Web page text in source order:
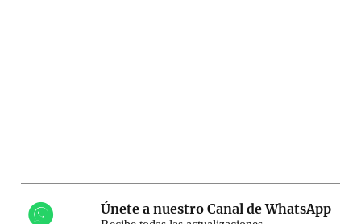
Únete a nuestro Canal de WhatsApp